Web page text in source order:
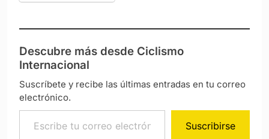
Descubre más desde Ciclismo
Internacional
Suscríbete y recibe las últimas entradas en tu correo
electrónico.
Escribe tu correo electrónico…
Suscribirse